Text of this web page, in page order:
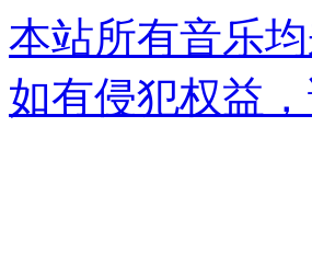
本站所有音乐
如有侵犯权益